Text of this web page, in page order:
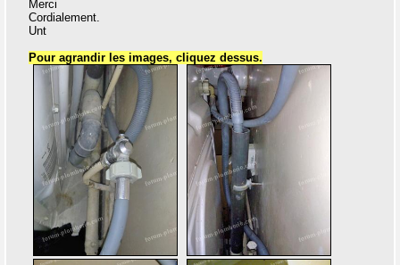
Merci
Cordialement.
Unt
Pour agrandir les images, cliquez dessus.